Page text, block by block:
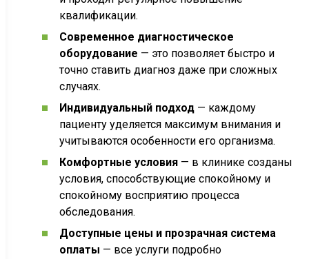
квалификации.
Современное диагностическое
оборудование — это позволяет быстро и
точно ставить диагноз даже при сложных
случаях.
Индивидуальный подход— каждому
пациенту уделяется максимум внимания и
учитываются особенности его организма.
Комфортные условия— в клинике созданы
условия, способствующие спокойному и
спокойному восприятию процесса
обследования.
Доступные цены и прозрачная система
оплаты — все услуги подробно